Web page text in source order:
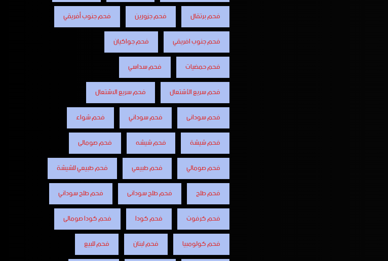
فحم برتقال
فحم جزورين
فحم جنوب أفريقي
فحم جنوب افريقي
فحم جواكيان
فحم حمضيات
فحم سداسي
فحم سريع الأشتعال
فحم سريع الاشتعال
فحم سودانى
فحم سوداني
فحم شواء
فحم شيشة
فحم شيشه
فحم صومالى
فحم صومالي
فحم طبيعي
فحم طبيعي للشيشة
فحم طلح
فحم طلح سودانى
فحم طلح سوداني
فحم كرفوت
فحم كودا
فحم كودا صومالى
فحم كولومبيا
فحم لبنان
فحم للبيع